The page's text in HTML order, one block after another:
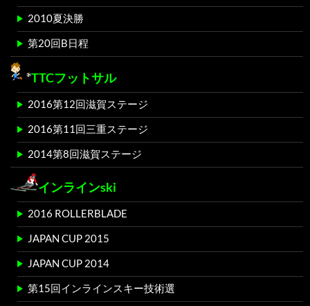
2010夏決勝
第20回B日程
TTCフットサル
2016第12回滋賀ステージ
2016第11回三重ステージ
2014第8回滋賀ステージ
インラインski
2016 ROLLERBLADE
JAPAN CUP 2015
JAPAN CUP 2014
第15回インラインスキー技術選